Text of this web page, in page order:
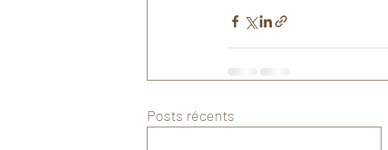
Posts récents